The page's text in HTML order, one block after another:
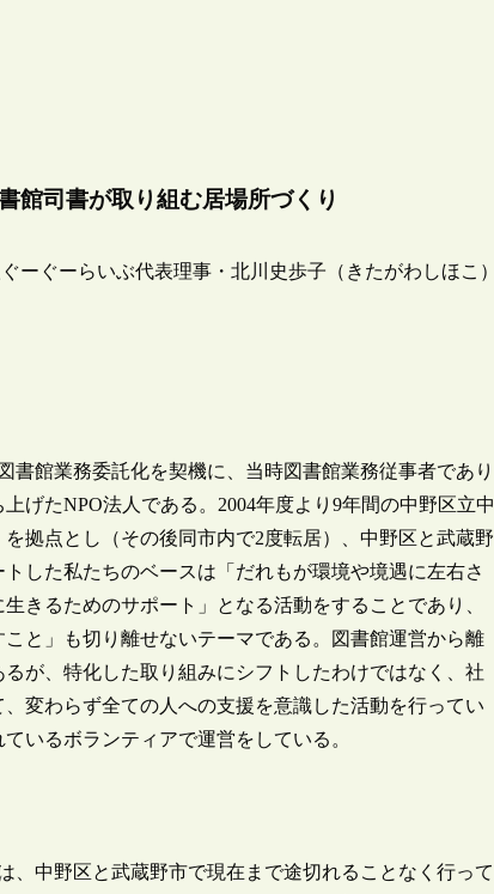
館司書が取り組む居場所づくり
ーぐーらいぶ代表理事・北川史歩子（きたがわしほこ）
館業務委託化を契機に、当時図書館業務従事者であり
げたNPO法人である。2004年度より9年間の中野区立中
拠点とし（その後同市内で2度転居）、中野区と武蔵野
した私たちのベースは「だれもが環境や境遇に左右さ
きるためのサポート」となる活動をすることであり、
と」も切り離せないテーマである。図書館運営から離
が、特化した取り組みにシフトしたわけではなく、社
変わらず全ての人への支援を意識した活動を行ってい
いるボランティアで運営をしている。
、中野区と武蔵野市で現在まで途切れることなく行って